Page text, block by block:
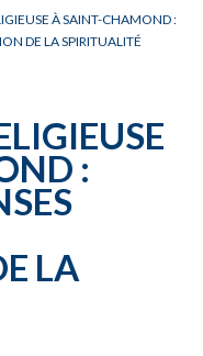
À SAINT-CHAMOND :
DE LA SPIRITUALITÉ
:
LA